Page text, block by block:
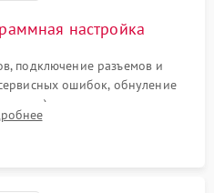
настройка
подключение разъемов и
ошибок, обнуление
или узла переноса,
калибровка аппарата.